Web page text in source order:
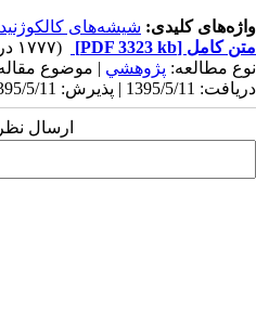
واژه‌های کلیدی: شیشه‌های
متن کامل [PDF 3323 kb]
(۱۷۷۷ دریافت)
نوع مطالعه: پژوهشي | موضوع
دریافت: 1395/5/11 | پذیرش: 1395/5/11
ارسال